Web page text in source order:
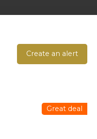
Create an alert
Great deal